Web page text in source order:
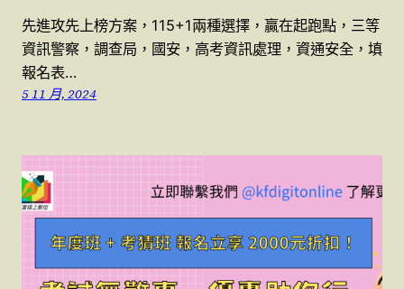
先進攻先上榜方案，115+1兩種選擇，贏在起跑點，三等
資訊警察，調查局，國安，高考資訊處理，資通安全，填
報名表…
5 11 月, 2024